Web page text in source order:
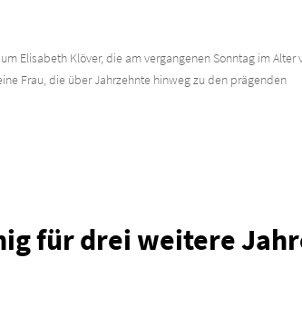
Elisabeth Klöver, die am vergangenen Sonntag im Alter
Frau, die über Jahrzehnte hinweg zu den prägenden
für drei weitere